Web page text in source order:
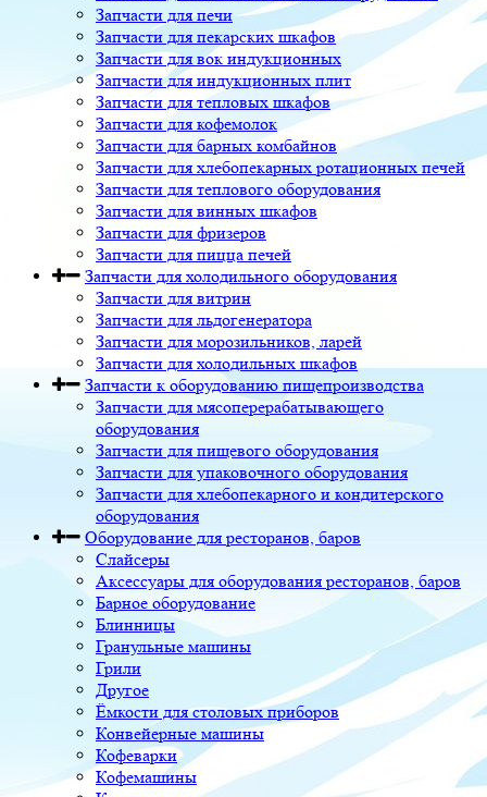
Запчасти для печи
Запчасти для пекарских шкафов
Запчасти для вок индукционных
Запчасти для индукционных плит
Запчасти для тепловых шкафов
Запчасти для кофемолок
Запчасти для барных комбайнов
Запчасти для хлебопекарных ротационных печей
Запчасти для теплового оборудования
Запчасти для винных шкафов
Запчасти для фризеров
Запчасти для пицца печей
Запчасти для холодильного оборудования
Запчасти для витрин
Запчасти для льдогенератора
Запчасти для морозильников, ларей
Запчасти для холодильных шкафов
Запчасти к оборудованию пищепроизводства
Запчасти для мясоперерабатывающего
оборудования
Запчасти для пищевого оборудования
Запчасти для упаковочного оборудования
Запчасти для хлебопекарного и кондитерского
оборудования
Оборудование для ресторанов, баров
Слайсеры
Аксессуары для оборудования ресторанов, баров
Барное оборудование
Блинницы
Гранульные машины
Грили
Другое
Ёмкости для столовых приборов
Конвейерные машины
Кофеварки
Кофемашины